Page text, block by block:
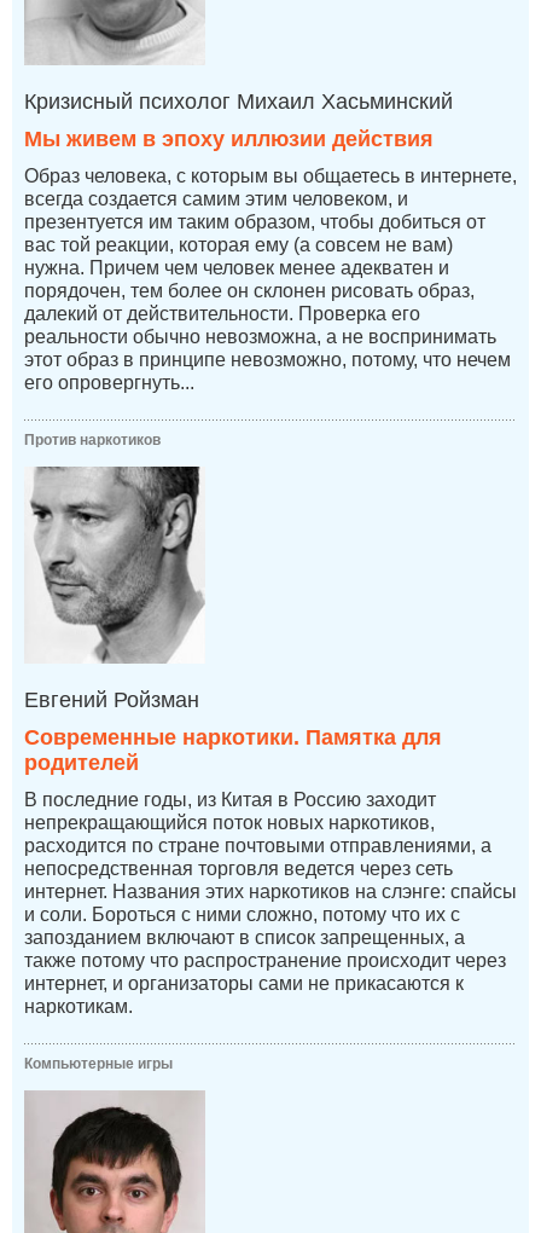
Кризисный психолог Михаил Хасьминский
Мы живем в эпоху иллюзии действия
Образ человека, с которым вы общаетесь в интернете,
всегда создается самим этим человеком, и
презентуется им таким образом, чтобы добиться от
вас той реакции, которая ему (а совсем не вам)
нужна. Причем чем человек менее адекватен и
порядочен, тем более он склонен рисовать образ,
далекий от действительности. Проверка его
реальности обычно невозможна, а не воспринимать
этот образ в принципе невозможно, потому, что нечем
его опровергнуть...
Против наркотиков
Евгений Ройзман
Современные наркотики. Памятка для
родителей
В последние годы, из Китая в Россию заходит
непрекращающийся поток новых наркотиков,
расходится по стране почтовыми отправлениями, а
непосредственная торговля ведется через сеть
интернет. Названия этих наркотиков на слэнге: спайсы
и соли. Бороться с ними сложно, потому что их с
запозданием включают в список запрещенных, а
также потому что распространение происходит через
интернет, и организаторы сами не прикасаются к
наркотикам.
Компьютерные игры